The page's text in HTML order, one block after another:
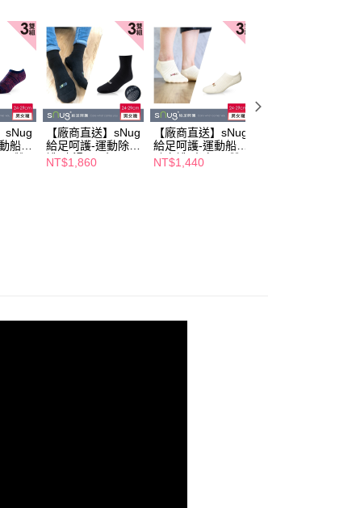
後付」，若未經同意申辦者引起之損失，本公司不負相關責
先享後付」時，將依據個別帳號之用戶狀況，依本公司
同之上限額度；若仍有額度不足之情形，本公司將視審查
行身份認證。
冊多個帳號或使用他人資訊註冊。若發現惡意使用之情
份有限公司將有權停止該用戶之使用額度並採取法律行
sNug
船型
雙
)
【廠商直送】sNug
給足呵護-運動除臭
襪(止滑)-黑色-三
雙入(多尺寸任選)
NT$1,860
【廠商直送】sNug
給足呵護-運動船型
除臭襪-米白-三雙
入(多尺寸任選)
NT$1,440